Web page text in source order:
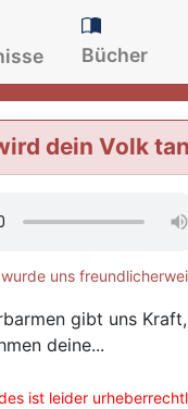
Bücher
dein Volk
uns
gibt uns
deine...
ist leider